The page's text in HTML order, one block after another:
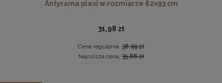
Antyrama plexi w rozmiarze 62x93 cm
31,98 zł
Cena regularna: 38,99 zł
Najniższa cena:35,88 zł